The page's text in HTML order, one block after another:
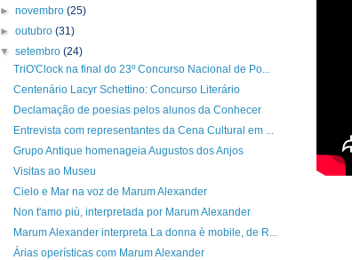
►novembro(25)
►outubro(31)
▼setembro(24)
TriO'Clock na final do 23º Concurso Nacional de Po...
Centenário Lacyr Schettino: Concurso Literário
Declamação de poesias pelos alunos da Conhecer
Entrevista com representantes da Cena Cultural em ...
Grupo Antique homenageia Augustos dos Anjos
Visitas ao Museu
Cielo e Mar na voz de Marum Alexander
Non t'amo più, interpretada por Marum Alexander
Marum Alexander interpreta La donna è mobile, de R...
Árias operísticas com Marum Alexander